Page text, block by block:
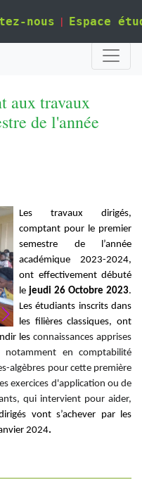
nous | Espace
aux travaux
de l'année
Les travaux dirigés,
comptant pour le premier
semestre de l’année
académique 2023-2024,
ont effectivement débuté
le jeudi 26 Octobre 2023.
Les étudiants inscrits dans
les filières classiques, ont
lesconnaissances apprises
notamment en comptabilité
algèbres pour cette première
exercices d'application ou de
qui intervient pour aider,
vont s’achever par les
2024.